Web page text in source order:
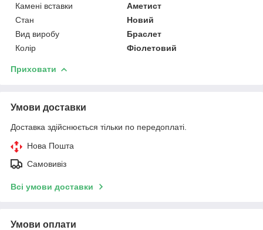
Камені вставки
Аметист
Стан
Новий
Вид виробу
Браслет
Колір
Фіолетовий
Приховати
Умови доставки
Доставка здійснюється тільки по передоплаті.
Нова Пошта
Самовивіз
Всі умови доставки
Умови оплати